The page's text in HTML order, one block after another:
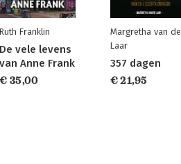
Ruth Franklin
De vele levens
van Anne Frank
€ 35,00
Margretha van de
Laar
357 dagen
€ 21,95